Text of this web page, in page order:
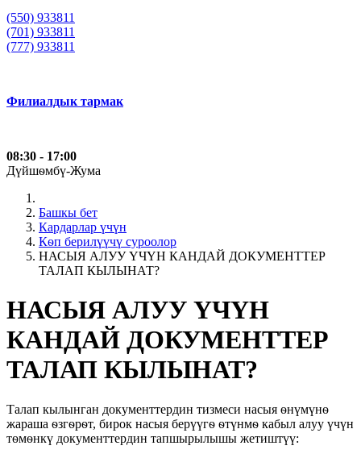
(550) 933811
(701) 933811
(777) 933811
Филиалдык тармак
08:30 - 17:00
Дүйшѳмбү-Жума
Башкы бет
Кардарлар үчүн
Кѳп берилүүчү суроолор
НАСЫЯ АЛУУ ҮЧҮН КАНДАЙ ДОКУМЕНТТЕР
ТАЛАП КЫЛЫНАТ?
НАСЫЯ АЛУУ ҮЧҮН
КАНДАЙ ДОКУМЕНТТЕР
ТАЛАП КЫЛЫНАТ?
Талап кылынган документтердин тизмеси насыя ѳнүмүнѳ
жараша ѳзгѳрѳт, бирок насыя берүүгѳ ѳтүнмѳ кабыл алуу үчүн
тѳмѳнкү документтердин тапшырылышы жетиштүү: